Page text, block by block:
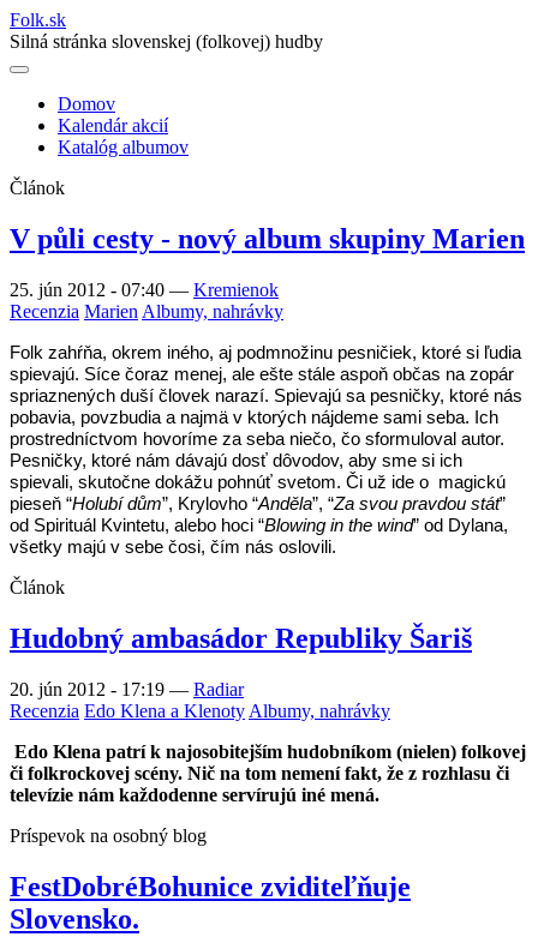
Folk.sk
Silná stránka slovenskej (folkovej) hudby
Main
navigation
Domov
Kalendár akcií
Katalóg albumov
Článok
V půli cesty - nový album skupiny Marien
25. jún 2012 - 07:40 — Kremienok
Recenzia Marien Albumy, nahrávky
Folk zahŕňa, okrem iného, aj podmnožinu pesničiek, ktoré si ľudia
spievajú. Síce čoraz menej, ale ešte stále aspoň občas na zopár
spriaznených duší človek narazí. Spievajú sa pesničky, ktoré nás
pobavia, povzbudia a najmä v ktorých nájdeme sami seba. Ich
prostredníctvom hovoríme za seba niečo, čo sformuloval autor.
Pesničky, ktoré nám dávajú dosť dôvodov, aby sme si ich
spievali, skutočne dokážu pohnúť svetom. Či už ide o magickú
pieseň “Holubí dům”, Krylovho “Anděla”, “Za svou pravdou stát”
od Spirituál Kvintetu, alebo hoci “Blowing in the wind” od Dylana,
všetky majú v sebe čosi, čím nás oslovili.
Článok
Hudobný ambasádor Republiky Šariš
20. jún 2012 - 17:19 — Radiar
Recenzia Edo Klena a Klenoty Albumy, nahrávky
Edo Klena patrí k najosobitejším hudobníkom (nielen) folkovej
či folkrockovej scény. Nič na tom nemení fakt, že z rozhlasu či
televízie nám každodenne servírujú iné mená.
Príspevok na osobný blog
FestDobréBohunice zviditeľňuje
Slovensko.